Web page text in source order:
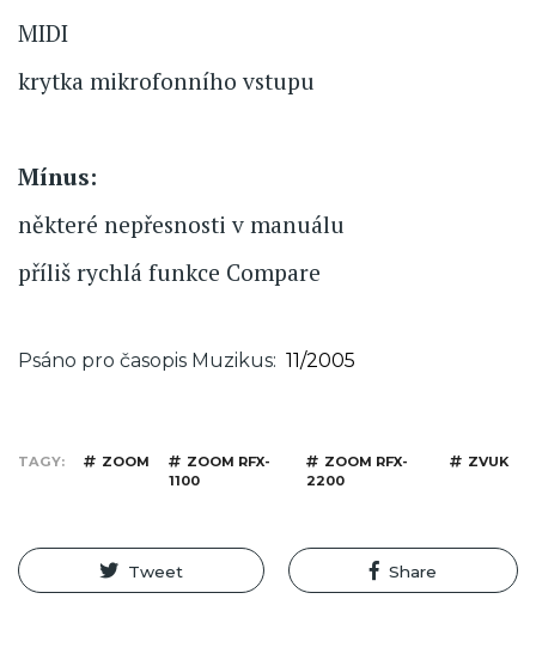
MIDI
krytka mikrofonního vstupu
Mínus:
některé nepřesnosti v manuálu
příliš rychlá funkce Compare
Psáno pro časopis Muzikus 11/2005
TAGY ZOOM
ZOOM RFX-
1100
ZOOM RFX-
2200
ZVUK
Tweet Share